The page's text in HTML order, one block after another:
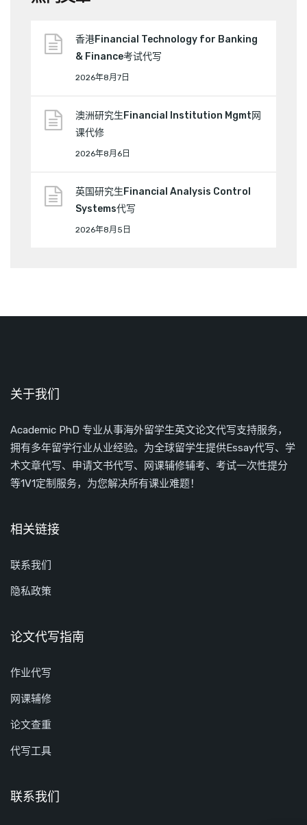
香港Financial Technology for Banking
& Finance考试代写
2026年8月7日
澳洲研究生Financial Institution Mgmt网
课代修
2026年8月6日
英国研究生Financial Analysis Control
Systems代写
2026年8月5日
关于我们
Academic PhD 专业从事海外留学生英文论文代写支持服务，
拥有多年留学行业从业经验。为全球留学生提供Essay代写、学
术文章代写、申请文书代写、网课辅修辅考、考试一次性提分
等1V1定制服务，为您解决所有课业难题！
相关链接
联系我们
隐私政策
论文代写指南
作业代写
网课辅修
论文查重
代写工具
联系我们